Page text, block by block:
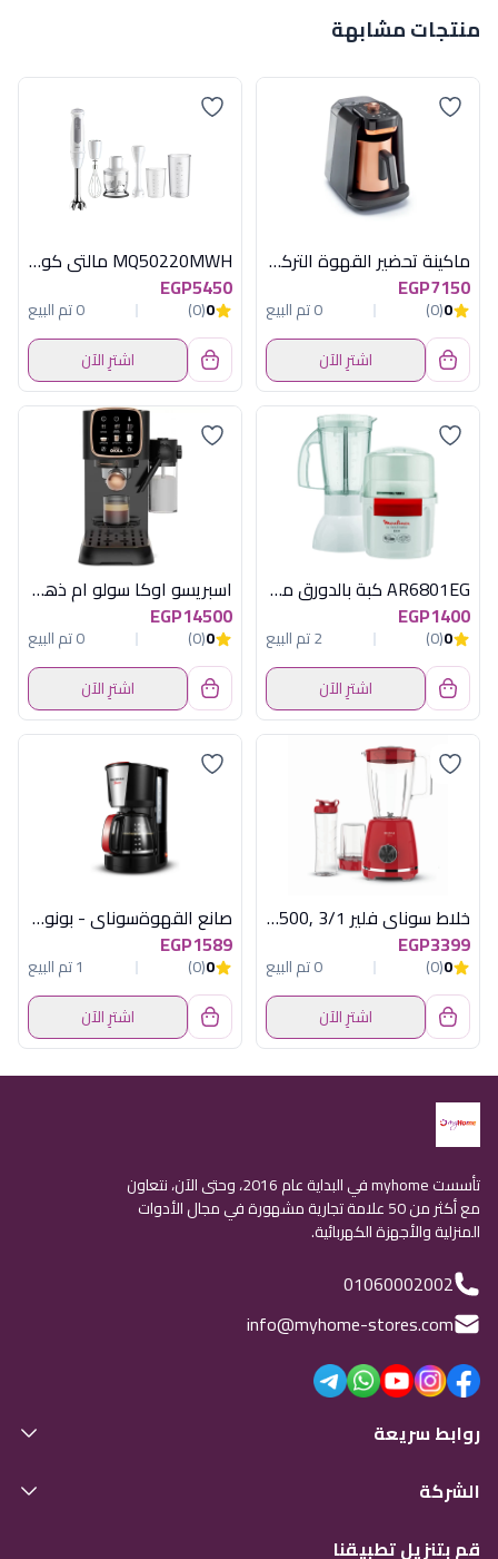
منتجات مشابهة
ماكينة تحضير القهوة التركية أرزوم أوكا ريتش برو بلس 700 وات - أسود ونحاسي
EGP7150
0
(0)
0 تم البيع
اشترِ الآن
MQ50220MWH مالتى كويك 1000وات ابيض براون
EGP5450
0
(0)
0 تم البيع
اشترِ الآن
AR6801EG كبة بالدورق مولينكس مصرى
EGP1400
0
(0)
2 تم البيع
اشترِ الآن
اسبريسو اوكا سولو ام ذهبى
EGP14500
0
(0)
0 تم البيع
اشترِ الآن
خلاط سوناي فلير 3/1 ,500 وات , 2 سرعة , احمر SH-6060
EGP3399
0
(0)
0 تم البيع
اشترِ الآن
صانع القهوةسوناي - بونو- 1000 وات، سعة 10-12 أكواب- SH-1212
EGP1589
0
(0)
1 تم البيع
اشترِ الآن
تأسست myhome في البداية عام 2016، وحتى الآن، نتعاون
مع أكثر من 50 علامة تجارية مشهورة في مجال الأدوات
المنزلية والأجهزة الكهربائية.
01060002002
info@myhome-stores.com
روابط سريعة
الشركة
قم بتنزيل تطبيقنا